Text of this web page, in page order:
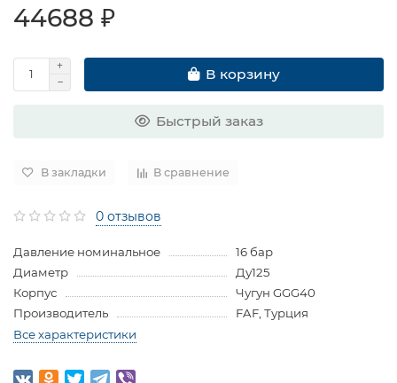
44688 ₽
В корзину
Быстрый заказ
В закладки В сравнение
0 отзывов
Давление номинальное
16 бар
Диаметр
Ду125
Корпус
Чугун GGG40
Производитель
FAF, Турция
Все характеристики